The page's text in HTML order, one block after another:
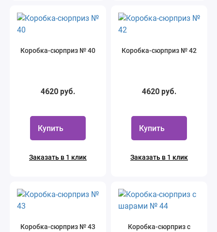
Коробка-сюрприз № 40
4620 руб.
Купить
Заказать в 1 клик
Коробка-сюрприз № 42
4620 руб.
Купить
Заказать в 1 клик
Коробка-сюрприз № 43
Коробка-сюрприз с